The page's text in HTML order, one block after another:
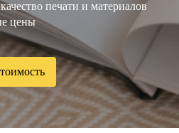
печати и материалов
цены